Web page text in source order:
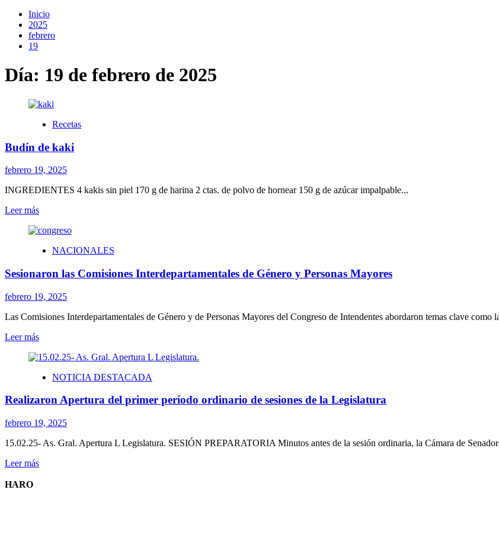
Inicio
2025
febrero
19
Día: 19 de febrero de 2025
Recetas
Budín de kaki
febrero 19, 2025
INGREDIENTES 4 kakis sin piel 170 g de harina 2 ctas. de polvo de hornear 150 g de azúcar impalpable...
Leer másLeer
sobre
de
NACIONALES
Sesionaron las Comisiones Interdepartamentales de Género y Personas Mayores
febrero 19, 2025
Las Comisiones Interdepartamentales de Género y de Personas Mayores del Congreso de Intendentes abordaron temas clave como
Leer másLeer
sobre
las
Interdepartamentales
Género
Personas
NOTICIA DESTACADA
Realizaron Apertura del primer período ordinario de sesiones de la Legislatura
febrero 19, 2025
15.02.25- As. Gral. Apertura L Legislatura. SESIÓN PREPARATORIA Minutos antes de la sesión ordinaria, la Cámara de
Leer másLeer
HARO